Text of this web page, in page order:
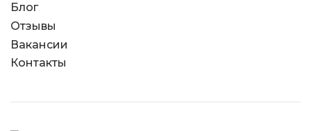
Блог
Отзывы
Вакансии
Контакты